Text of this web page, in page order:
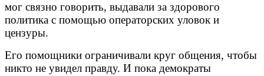
мог связно говорить, выдавали за здорового
политика с помощью операторских уловок и
цензуры.
Его помощники ограничивали круг общения, чтобы
никто не увидел правду. И пока демократы